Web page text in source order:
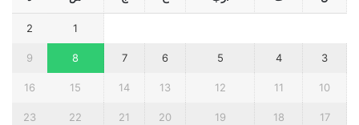
1
2
3
4
5
6
7
8
9
10
11
12
13
14
15
16
17
18
19
20
21
22
23